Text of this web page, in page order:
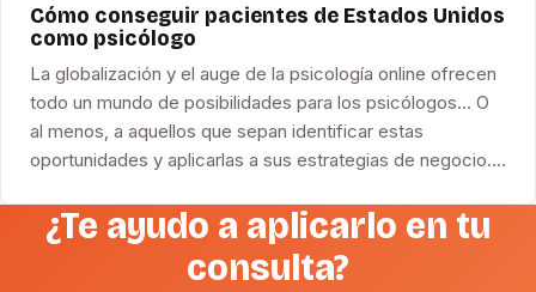
Cómo conseguir pacientes de Estados Unidos
como psicólogo
La globalización y el auge de la psicología online ofrecen
todo un mundo de posibilidades para los psicólogos… O
al menos, a aquellos que sepan identificar estas
oportunidades y aplicarlas a sus estrategias de negocio.…
¿Te ayudo a aplicarlo en tu
consulta?